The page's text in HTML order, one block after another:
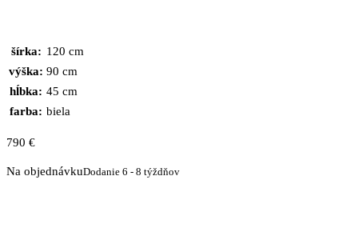
šírka: 120 cm
výška: 90 cm
hĺbka: 45 cm
farba: biela
790 €
Na objednávkuDodanie 6 - 8 týždňov